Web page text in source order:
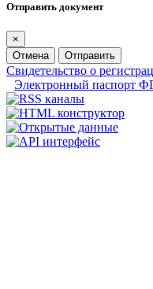
Отправить документ
×
Отмена
Отправить
Свидетельство о
Электронный паспорт